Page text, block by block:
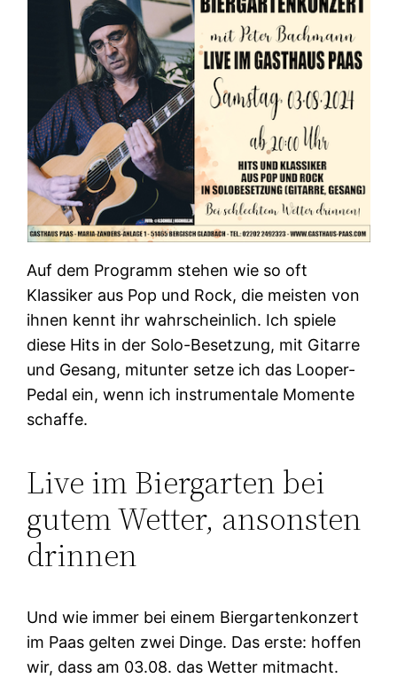
Auf dem Programm stehen wie so oft
Klassiker aus Pop und Rock, die meisten von
ihnen kennt ihr wahrscheinlich. Ich spiele
diese Hits in der Solo-Besetzung, mit Gitarre
und Gesang, mitunter setze ich das Looper-
Pedal ein, wenn ich instrumentale Momente
schaffe.
Live im Biergarten bei
gutem Wetter, ansonsten
drinnen
Und wie immer bei einem Biergartenkonzert
im Paas gelten zwei Dinge. Das erste: hoffen
wir, dass am 03.08. das Wetter mitmacht.